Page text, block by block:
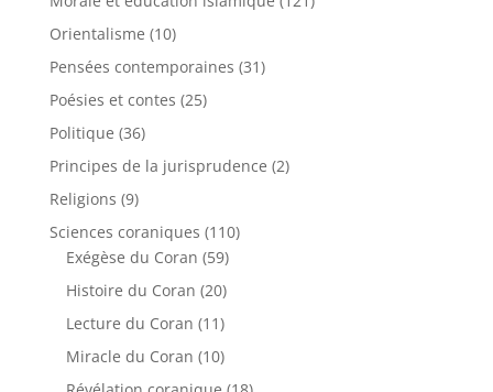
Orientalisme (10)
Pensées contemporaines (31)
Poésies et contes (25)
Politique (36)
Principes de la jurisprudence (2)
Religions (9)
Sciences coraniques (110)
Exégèse du Coran (59)
Histoire du Coran (20)
Lecture du Coran (11)
Miracle du Coran (10)